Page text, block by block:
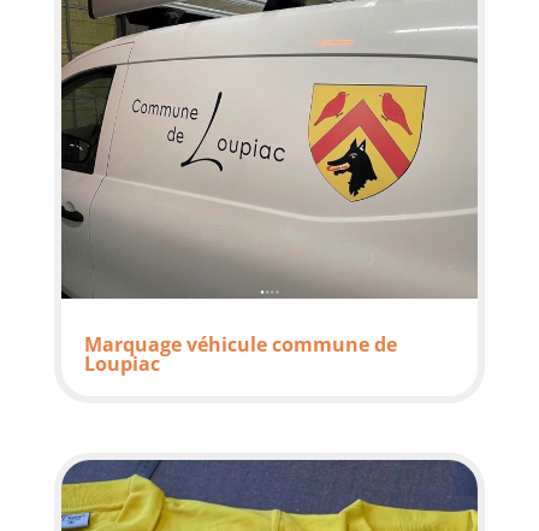
Marquage véhicule commune de
Loupiac